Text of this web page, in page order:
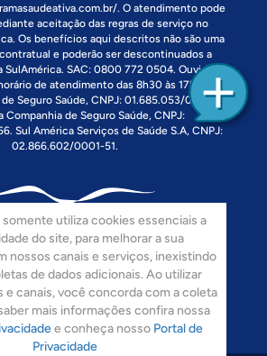
utiliza cookies essenciais a
do site, para melhorar a sua
nossos canais e serviços, inexistindo
de dados adicionais. Ao utilizar
e canais, você concorda com a coleta
mais informações confira nossa
e conheça nosso Portal de
Privacidade
. O atendimento pode
aceitação das regras de serviço no
Os benefícios aqui descritos não são uma
e poderão ser descontinuados a
SAC: 0800 772 0504. Ouvidoria:
de atendimento das 8h30 às 17h. Sul
Seguro Saúde, CNPJ: 01.685.053/0013-90.
Companhia de Seguro Saúde, CNPJ:
Sul América Serviços de Saúde S.A, CNPJ:
02.866.602/0001-51.
Siga-nos: